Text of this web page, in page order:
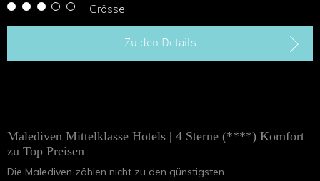
Grösse
Zu den Details
Malediven Mittelklasse Hotels | 4 Sterne (****) Komfort
zu Top Preisen
Die Malediven zählen nicht zu den günstigsten